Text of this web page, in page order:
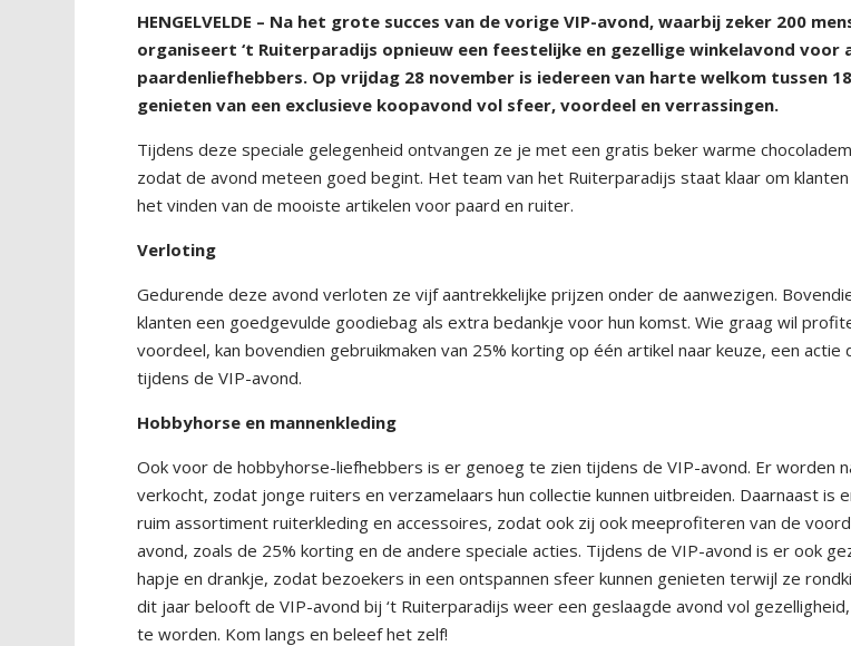
HENGELVELDE – Na het grote succes van de vorige VIP-avond, waarbij zeker 200
organiseert ‘t Ruiterparadijs opnieuw een feestelijke en gezellige winkelavond voor
paardenliefhebbers. Op vrijdag 28 november is iedereen van harte welkom tussen
genieten van een exclusieve koopavond vol sfeer, voordeel en verrassingen.
Tijdens deze speciale gelegenheid ontvangen ze je met een gratis beker warme
zodat de avond meteen goed begint. Het team van het Ruiterparadijs staat klaar om
het vinden van de mooiste artikelen voor paard en ruiter.
Verloting
Gedurende deze avond verloten ze vijf aantrekkelijke prijzen onder de aanwezigen.
klanten een goedgevulde goodiebag als extra bedankje voor hun komst. Wie graag wil
voordeel, kan bovendien gebruikmaken van 25% korting op één artikel naar keuze, een
tijdens de VIP-avond.
Hobbyhorse en mannenkleding
Ook voor de hobbyhorse-liefhebbers is er genoeg te zien tijdens de VIP-avond. Er worden
verkocht, zodat jonge ruiters en verzamelaars hun collectie kunnen uitbreiden. Daarnaast is
ruim assortiment ruiterkleding en accessoires, zodat ook zij ook meeprofiteren van de
avond, zoals de 25% korting en de andere speciale acties. Tijdens de VIP-avond is er ook
hapje en drankje, zodat bezoekers in een ontspannen sfeer kunnen genieten terwijl ze
dit jaar belooft de VIP-avond bij ‘t Ruiterparadijs weer een geslaagde avond vol
te worden. Kom langs en beleef het zelf!